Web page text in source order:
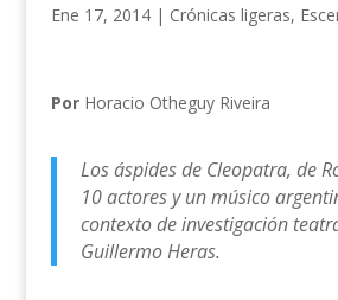
Ene 17, 2014| Crónicas ligeras,
Por Horacio Otheguy Riveira
Los áspides de Cleopatra, de
10 actores y un músico
contexto de investigación
Guillermo Heras.